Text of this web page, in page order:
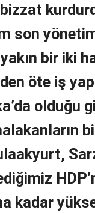
son
bir iki
öte iş
olduğu
kadar